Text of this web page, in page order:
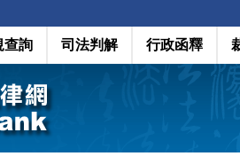
查詢 司法判解 行政函釋